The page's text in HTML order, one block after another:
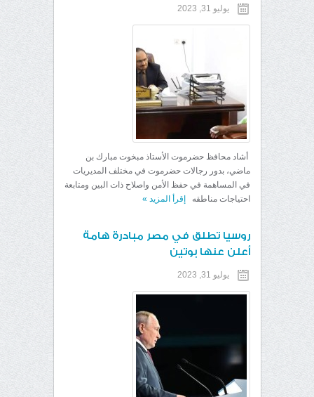
يوليو 31, 2023
أشاد محافظ حضرموت الأستاذ مبخوت مبارك بن
ماضي، بدور رجالات حضرموت في مختلف المديريات
في المساهمة في حفظ الأمن واصلاح ذات البين ومتابعة
احتياجات مناطقه
إقرأ المزيد »
روسيا تطلق في مصر مبادرة هامة
أعلن عنها بوتين
يوليو 31, 2023